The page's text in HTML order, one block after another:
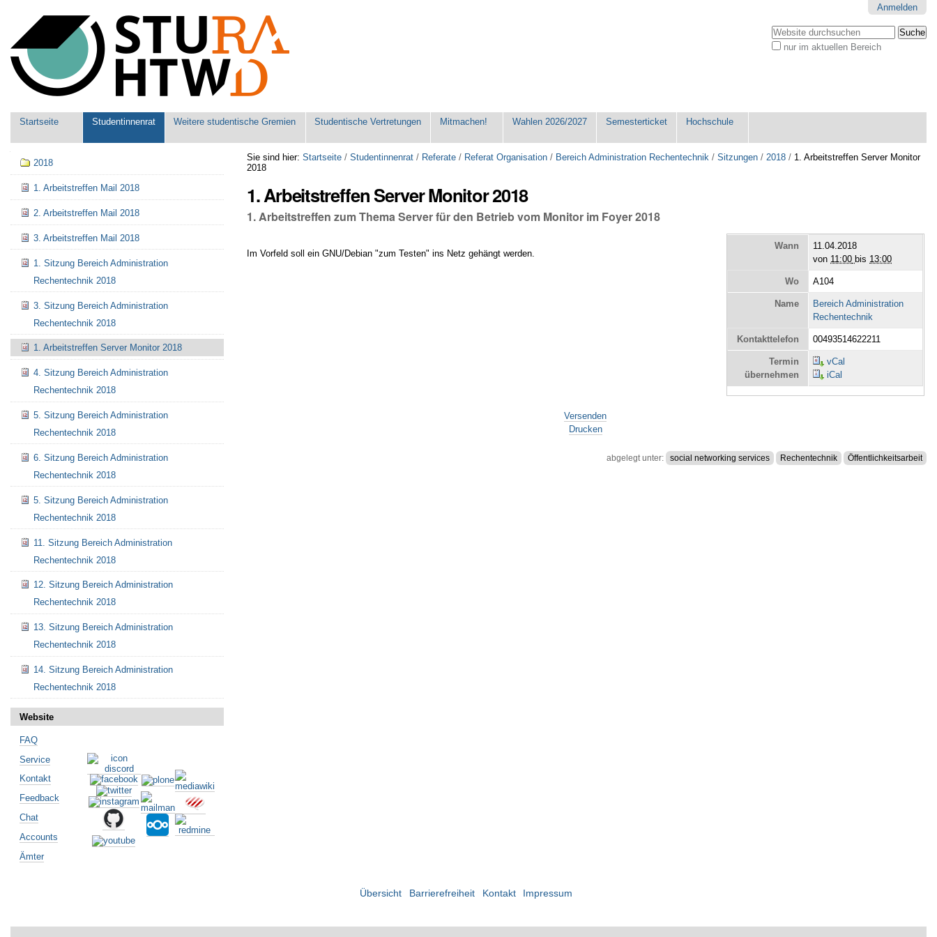
Werkzeuge
Anmelden
Website durchsuchen
nur im aktuellen Bereich
Sektionen
Startseite Studentinnenrat Weitere studentische Gremien Studentische Vertretungen Mitmachen! Wahlen 2026/2027 Semesterticket Hochschule
Sie sind hier: Startseite /Studentinnenrat / Referate / Referat Organisation / Bereich Administration Rechentechnik /Sitzungen /2018 / 1. Arbeitstreffen Server Monitor
2018
1. Arbeitstreffen Server Monitor 2018
1. Arbeitstreffen zum Thema Server für den Betrieb vom Monitor im Foyer 2018
Wann
11.04.2018
von 11:00 bis 13:00
Wo A104
Name
Bereich Administration
Rechentechnik
Kontakttelefon 00493514622211
Termin
übernehmen
vCal
iCal
Im Vorfeld soll ein GNU/Debian "zum Testen" ins Netz gehängt werden.
Versenden
Drucken
abgelegt unter: social networking services Rechentechnik Öffentlichkeitsarbeit
Navigation
2018
1. Arbeitstreffen Mail 2018
2. Arbeitstreffen Mail 2018
3. Arbeitstreffen Mail 2018
1. Sitzung Bereich Administration
Rechentechnik 2018
3. Sitzung Bereich Administration
Rechentechnik 2018
1. Arbeitstreffen Server Monitor 2018
4. Sitzung Bereich Administration
Rechentechnik 2018
5. Sitzung Bereich Administration
Rechentechnik 2018
6. Sitzung Bereich Administration
Rechentechnik 2018
5. Sitzung Bereich Administration
Rechentechnik 2018
11. Sitzung Bereich Administration
Rechentechnik 2018
12. Sitzung Bereich Administration
Rechentechnik 2018
13. Sitzung Bereich Administration
Rechentechnik 2018
14. Sitzung Bereich Administration
Rechentechnik 2018
Website
FAQ
Service
Kontakt
Feedback
Chat
Accounts
Ämter
Übersicht Barrierefreiheit Kontakt Impressum